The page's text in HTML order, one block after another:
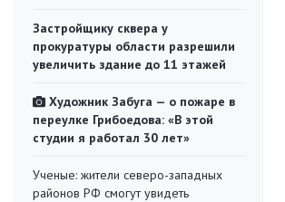
Застройщику сквера у
прокуратуры области разрешили
увеличить здание до 11 этажей
Художник Забуга — о пожаре в
переулке Грибоедова: «В этой
студии я работал 30 лет»
Ученые: жители северо-западных
районов РФ смогут увидеть